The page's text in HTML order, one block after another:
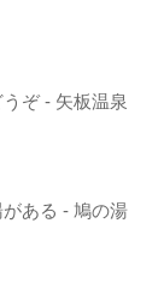
ぞ - 矢板温泉
ある - 鳩の湯